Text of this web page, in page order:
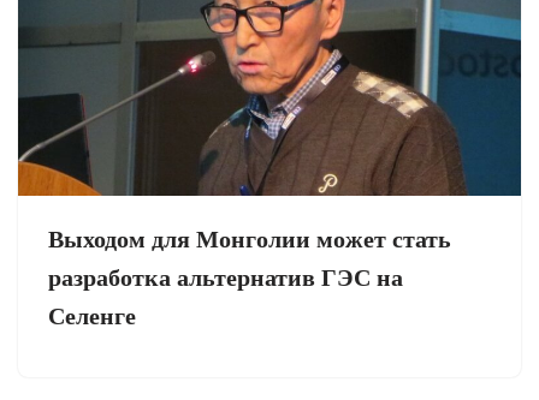
Выходом для Монголии может стать
разработка альтернатив ГЭС на
Селенге